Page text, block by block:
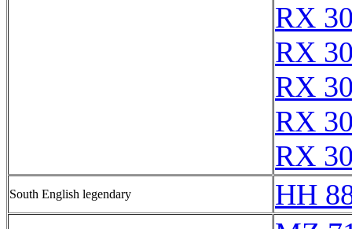
RX
RX
RX
RX
RX
South English legendary HH